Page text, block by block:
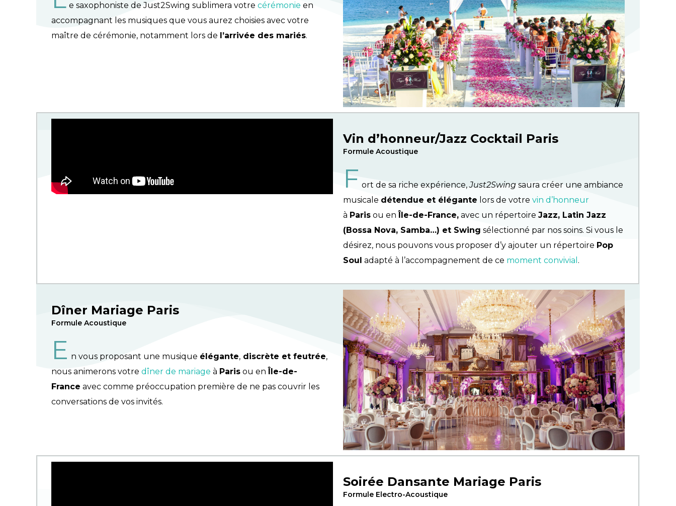
e saxophoniste de Just2Swing sublimera votre cérémonie en
accompagnant les musiques que vous aurez choisies avec votre
maître de cérémonie, notamment lors de l’arrivée des mariés.
Vin d’honneur/Jazz Cocktail Paris
Formule Acoustique
F ort de sa riche expérience,Just2Swing saura créer une ambiance
musicale détendue et élégante lors de votre vin d’honneur
à Paris ou en Île-de-France, avec un répertoire Jazz, Latin Jazz
(Bossa Nova, Samba…) et Swing sélectionné par nos soins. Si vous le
désirez, nous pouvons vous proposer d’y ajouter un répertoire Pop
Soul adapté à l’accompagnement de ce moment convivial .
Dîner Mariage Paris
Formule Acoustique
E n vous proposant une musique élégante, discrète et feutrée,
nous animerons votre dîner de mariage à Paris ou enÎle-de-
France avec comme préoccupation première de ne pas couvrir les
conversations de vos invités.
Soirée Dansante Mariage Paris
Formule Electro-Acoustique